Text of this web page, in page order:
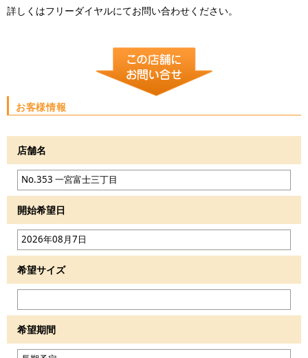
詳しくはフリーダイヤルにてお問い合わせください。
お客様情報
店舗名
開始希望日
希望サイズ
希望期間